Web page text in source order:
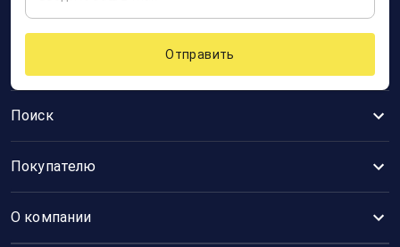
Поиск
Покупателю
О компании
Отправить